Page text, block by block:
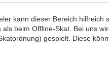
kann dieser Bereich hilfreich
beim Offline-Skat. Bei uns
gespielt. Diese